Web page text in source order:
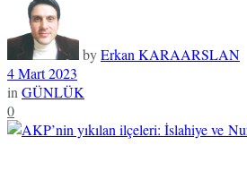
byErkan KARAARSLAN
4 Mart 2023
in GÜNLÜK
0